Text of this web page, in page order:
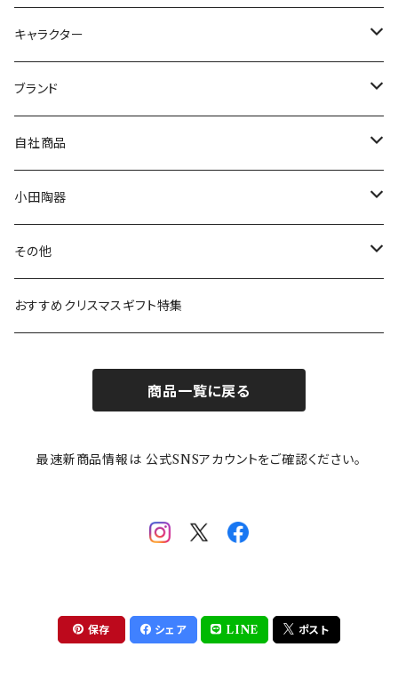
九谷焼
マグ＆カップ
プレート
ボウル
ガラスウェア
カトラリー
キャラクター
ムーミン
80th記念アイテム
リトルミイの日記念アイテム
MOOMIN ANIMATION
スヌーピー
ピーターラビット
ポケットモンスター
mofusand（モフサンド）
mofsand×日比谷花壇
ちびまる子ちゃんandクレヨンしんちゃん
ブランド
LA AMYS(エミーズ)
LISA LARSON(リサラーソン)
LAURA ASHLEY(ローラ アシュレイ)
Finlayson(フィンレイソン)
HANAE MORI(ハナエモリ)
THE BEATLES(ザ・ビートルズ)
【山加商店×yaeko】migratory bird
自社商品
ねこ企画
Cecera(セセラ)
CELEC(セレック)
隅切り重箱
HAPPY DINING(ハッピーダイニング)
小田陶器
さざなみ
吉祥
メイメイウェア
SoSo(ソソ）
その他
リサイクル食器
おすすめクリスマスギフト特集
商品一覧に戻る
最速新商品情報は 公式SNSアカウントをご確認ください。
保存 シェア LINE ポスト